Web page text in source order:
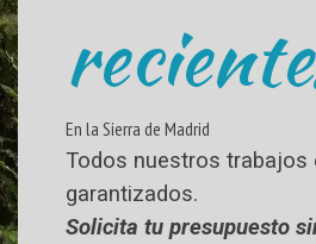
En la Sierra de Madrid
Todos nuestros trabajos
garantizados.
Solicita tu presupuesto